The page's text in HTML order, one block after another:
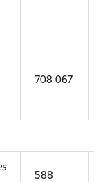
708 067
588